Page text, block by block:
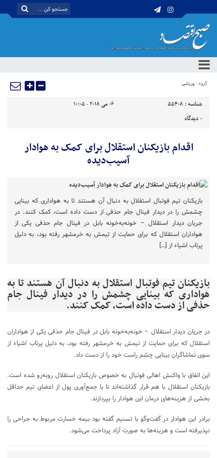
گروه : ورزشی
شناسه : 55408
06 می 2018 - 10:05
0 دیدگاه
اقدام بازیکنان استقلال برای کمک به هوادار
آسیب‌دیده
بازیکنان تیم فوتبال استقلال به دنبال آن هستند تا به هواداری که بینایی
چشمش را در دیدار فینال جام حذفی از دست داده است، کمک کنند. در
جریان دیدار استقلال – خونه‌به‌خونه بابل در فینال جام حذفی یکی از
هواداران استقلال که برای حمایت از تیمش به خرمشهر رفته بود، به دلیل
پرتاب اشیاء از […]
بازیکنان تیم فوتبال استقلال به دنبال آن هستند تا به
هواداری که بینایی چشمش را در دیدار فینال جام
حذفی از دست داده است، کمک کنند.
در جریان دیدار استقلال – خونه‌به‌خونه بابل در فینال جام حذفی یکی از هواداران
استقلال که برای حمایت از تیمش به خرمشهر رفته بود، به دلیل پرتاب اشیاء از
سوی تماشاگران بینایی چشم راست خود را از دست داد.
این اتفاق با واکنش اهالی فوتبال به خصوص بازیکنان استقلال روبه‌رو شده است.
بازیکنان استقلال با هم قرار گذاشته‌اند تا با جمع‌آوری پول از اعضای تیم حداقل
بخشی از هزینه‌های درمان این هوادار را بپردازند.
برادر این هوادار در گفت‌وگو با تسنیم گفته بود بیمه خسارت مربوط به جراحی را
نپذیرفته است و هزینه‌ها به صورت آزاد پرداخت می‌شود.